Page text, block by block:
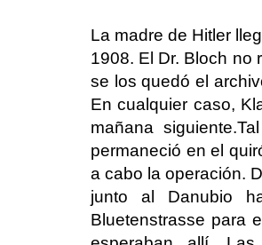
La madre de Hitler
1908. El Dr. Bloch no
se los quedó el
En cualquier caso,
mañana
permaneció en el
a cabo la operación.
junto al Danubio
Bluetenstrasse para